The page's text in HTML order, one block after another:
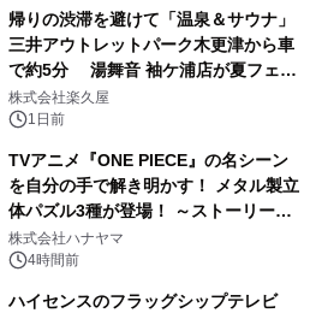
帰りの渋滞を避けて「温泉＆サウナ」
三井アウトレットパーク木更津から車
で約5分 湯舞音 袖ケ浦店が夏フェア
メニューを提供
株式会社楽久屋
1日前
TVアニメ『ONE PIECE』の名シーン
を自分の手で解き明かす！ メタル製立
体パズル3種が登場！ ～ストーリーと
ギミックが融合した 大人の体験型パズ
ルが8月7日(金)12時より先行予約受付
株式会社ハナヤマ
4時間前
ハイセンスのフラッグシップテレビ